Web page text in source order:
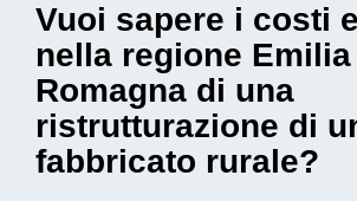
Vuoi sapere i costi
nella regione Emilia
Romagna di una
ristrutturazione di
fabbricato rurale?